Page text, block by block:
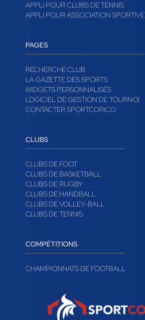
APPLI POUR CLUBS DE TENNIS
APPLI POUR ASSOCIATION SPORTIVE
PAGES
RECHERCHE CLUB
LA GAZETTE DES SPORTS
WIDGETS PERSONNALISÉS
LOGICIEL DE GESTION DE TOURNOI
CONTACTER SPORTCORICO
CLUBS
CLUBS DE FOOT
CLUBS DE BASKETBALL
CLUBS DE RUGBY
CLUBS DE HANDBALL
CLUBS DE VOLLEY-BALL
CLUBS DE TENNIS
COMPÉTITIONS
CHAMPIONNATS DE FOOTBALL